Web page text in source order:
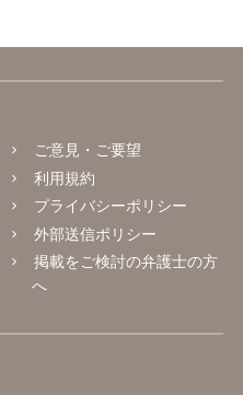
ご意見・ご要望
利用規約
プライバシーポリシー
外部送信ポリシー
掲載をご検討の弁護士の方
へ